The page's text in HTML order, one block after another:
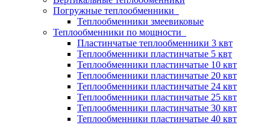
Погружные теплообменники
Теплообменники змеевиковые
Теплообменники по мощности
Пластинчатые теплообменники 3 квт
Теплообменники пластинчатые 5 квт
Теплообменники пластинчатые 10 квт
Теплообменники пластинчатые 20 квт
Теплообменники пластинчатые 24 квт
Теплообменники пластинчатые 25 квт
Теплообменники пластинчатые 30 квт
Теплообменники пластинчатые 40 квт